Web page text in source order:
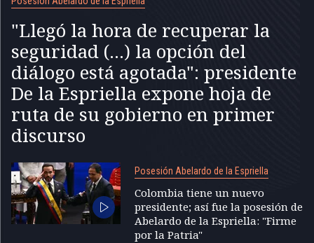
"Llegó la hora de recuperar la
seguridad (...) la opción del
diálogo está agotada": presidente
De la Espriella expone hoja de
ruta de su gobierno en primer
discurso
Posesión Abelardo de la Espriella
Colombia tiene un nuevo
presidente; así fue la posesión de
Abelardo de la Espriella: "Firme
por la Patria"